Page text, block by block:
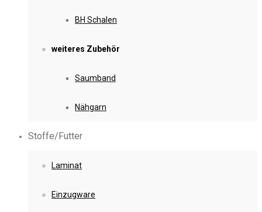
BH Schalen
weiteres Zubehör
Saumband
Nähgarn
Stoffe/Futter
Laminat
Einzugware